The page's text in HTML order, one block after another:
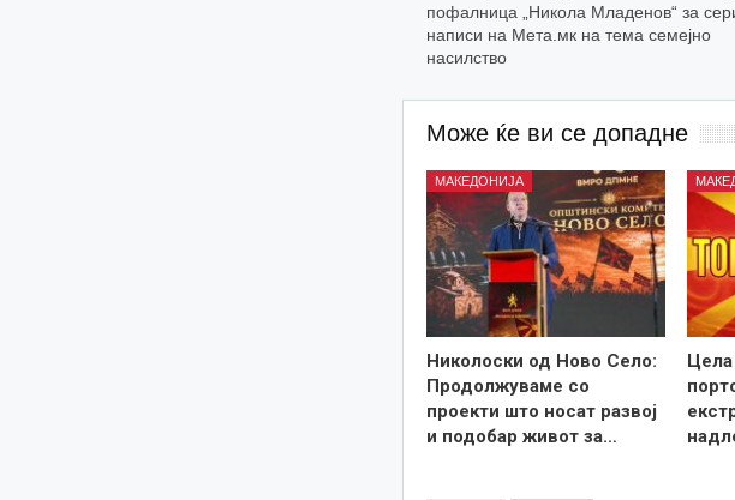
пофалница „Никола Младенов“ за
написи на Мета.мк на тема семејно
насилство
Може ќе ви се допадне
МАКЕДОНИЈА
Николоски од Ново Село:
Продолжуваме со
проекти што носат развој
и подобар живот за…